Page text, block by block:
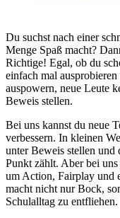
Du suchst nach einer
Menge Spaß macht?
Richtige! Egal, ob du
einfach mal
auspowern, neue Leute
Beweis stellen.
Bei uns kannst du neue
verbessern. In kleinen
unter Beweis stellen und
Punkt zählt. Aber bei
um Action, Fairplay und
macht nicht nur Bock,
Schulalltag zu entfliehen.